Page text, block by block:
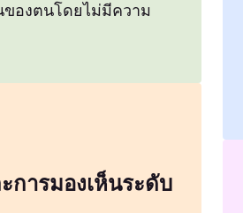
ของตนโดยไม่มีความ
การมองเห็นระดับ